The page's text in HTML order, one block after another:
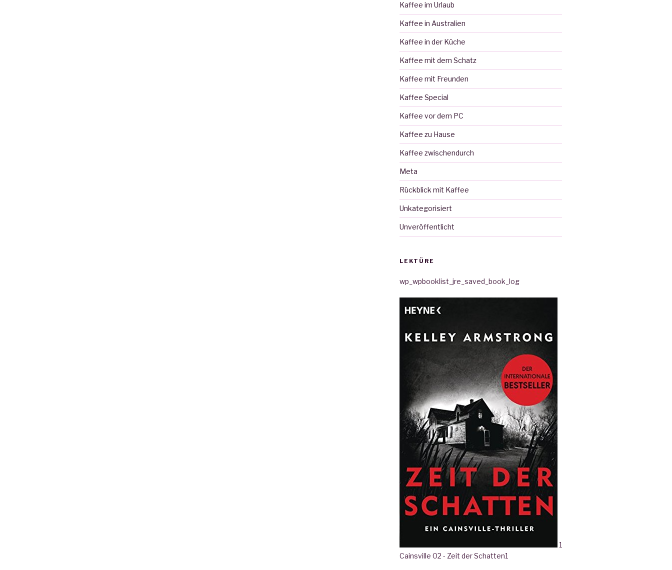
Kaffee im Urlaub
Kaffee in Australien
Kaffee in der Küche
Kaffee mit dem Schatz
Kaffee mit Freunden
Kaffee Special
Kaffee vor dem PC
Kaffee zu Hause
Kaffee zwischendurch
Meta
Rückblick mit Kaffee
Unkategorisiert
Unveröffentlicht
LEKTÜRE
wp_wpbooklist_jre_saved_book_log
1
Cainsville 02 - Zeit der Schatten1